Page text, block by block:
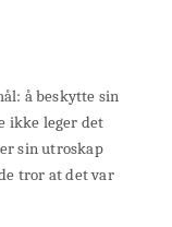
å beskytte sin
ikke leger det
sin utroskap
tror at det var